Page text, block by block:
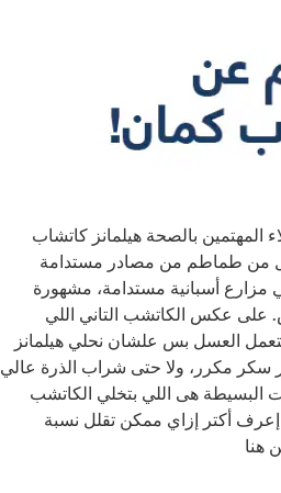
المهتمين بالصحة هيلمانز كاتشاب
من طماطم من مصادر مستدامة
في مزارع أسبانية مستدامة، مشهورة
على عكس الكاتشب التاني اللي
العسل بس علشان نحلي هيلمانز
مكرر، ولا حتى شراب الذرة عالي
البسيطة هى اللي بتخلي الكاتشب
أكتر إزاي ممكن تقلل نسبة
هنا